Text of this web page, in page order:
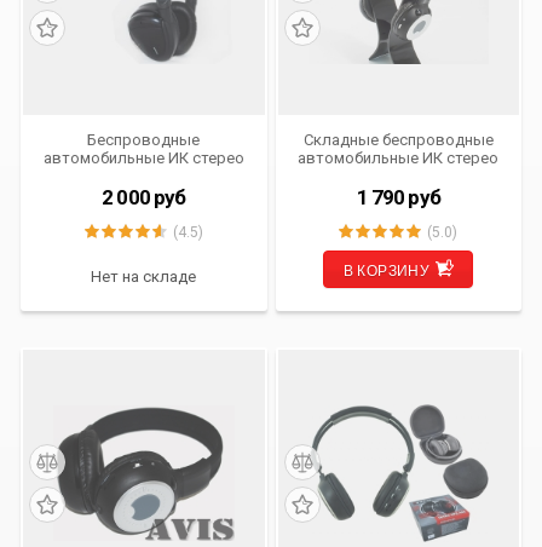
Беспроводные
автомобильные ИК стерео
AVIS Electronics AVS002HP
2 000 руб
(4.5)
Нет на складе
Складные беспроводные
автомобильные ИК стерео
AVIS Electronics AVS004HP
1 790 руб
(5.0)
В КОРЗИНУ